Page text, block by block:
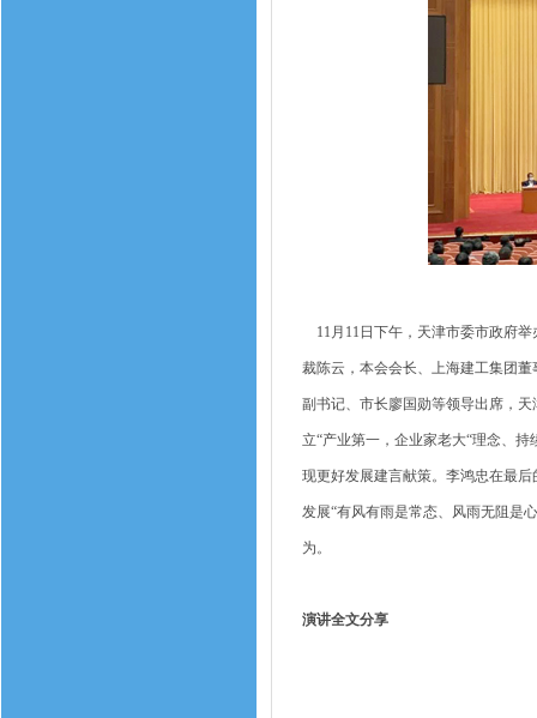
11月11日下午，天津市委市政府举
裁陈云，本会会长、上海建工集团
副书记、市长廖国勋等领导出席，
立“产业第一，企业家老大“理念、
现更好发展建言献策。李鸿忠在最
发展“有风有雨是常态、风雨无阻是
为。
演讲全文分享